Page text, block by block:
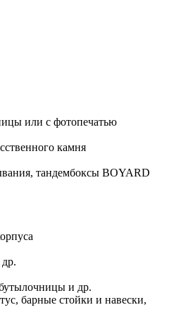
или с фотопечатью
камня
тандембоксы BOYARD
и др.
барные стойки и навески,